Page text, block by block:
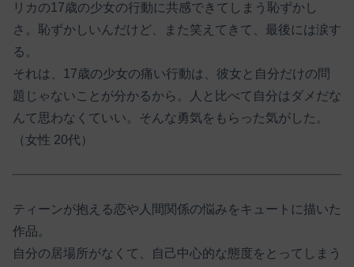
リカの17歳の少女の行動に共感できてしまう恥ずかし
さ。恥ずかしいんだけど、また笑えてきて、最後には涙す
る。
それは、17歳の少女の痛い行動は、彼女と自分だけの問
題じゃないことが分かるから。人と比べて自分はダメだな
んて思わなくていい。そんな勇気をもらった気がした。
（女性 20代）
ティーンが抱える恋や人間関係の悩みをキュートに描いた
作品。
自分の居場所がなくて、自己中心的な態度をとってしまう